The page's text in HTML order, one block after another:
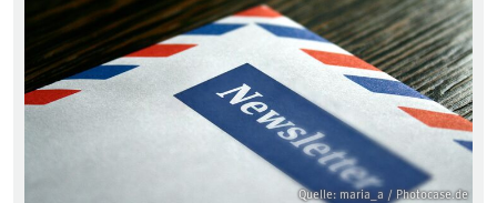
Quelle: maria_a / Photocase.de